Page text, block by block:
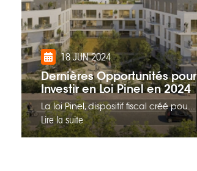
18 JUN 2024
Dernières Opportunités pour
Investir en Loi Pinel en 2024
La loi Pinel, dispositif fiscal créé pou...
Lire la suite